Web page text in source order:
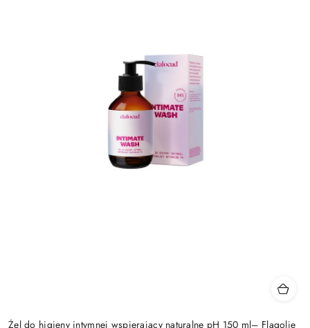
Żel do higieny intymnej wspierający naturalne pH 150 ml– Flagolie